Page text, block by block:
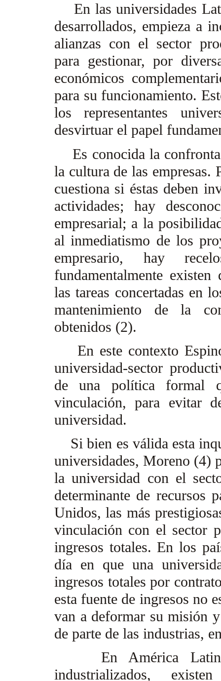
En las universidades
desarrollados, empieza a
alianzas con el sector
para gestionar, por
económicos
para su funcionamiento.
los representantes
desvirtuar el papel
Es conocida la
la cultura de las empresas.
cuestiona si éstas deben
actividades; hay
empresarial; a la
al inmediatismo de los
empresario, hay
fundamentalmente
las tareas concertadas en
mantenimiento de la
obtenidos (2).
En este contexto
universidad-sector
de una política formal
vinculación, para evitar
universidad.
Si bien es válida esta
universidades, Moreno (4)
la universidad con el
determinante de recursos
Unidos, las más
vinculación con el sector
ingresos totales. En los
día en que una
ingresos totales por
esta fuente de ingresos no
van a deformar su misión
de parte de las industrias,
En América
industrializados,